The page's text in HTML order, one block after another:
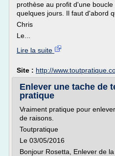
prothèse au profit d'une
quelques jours. Il faut d'abord
Chris
Le...
Lire la suite
Site : http://
Enlever une tache de
pratique
Vraiment pratique pour
de raisons.
Toutpratique
Le 03/05/2016
Bonjour Rosetta, Enlever de